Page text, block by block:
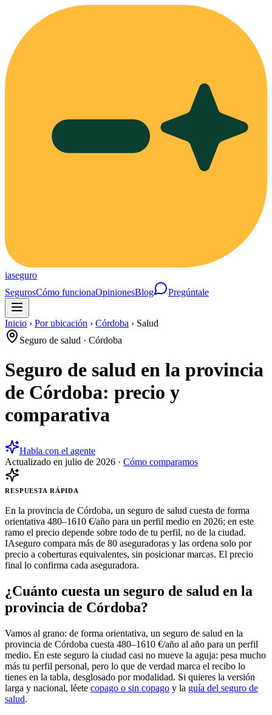
iaseguro
SegurosCómo funcionaOpinionesBlog Pregúntale
Inicio › Por ubicación › Córdoba › Salud
Seguro de salud · Córdoba
Seguro de salud en la provincia
de Córdoba: precio y
comparativa
Habla con el agente
Actualizado en julio de 2026 · Cómo comparamos
RESPUESTA RÁPIDA
En la provincia de Córdoba, un seguro de salud cuesta de forma
orientativa 480–1610 €/año para un perfil medio en 2026; en este
ramo el precio depende sobre todo de tu perfil, no de la ciudad.
IAseguro compara más de 80 aseguradoras y las ordena solo por
precio a coberturas equivalentes, sin posicionar marcas. El precio
final lo confirma cada aseguradora.
¿Cuánto cuesta un seguro de salud en la
provincia de Córdoba?
Vamos al grano: de forma orientativa, un seguro de salud en la
provincia de Córdoba cuesta 480–1610 €/año al año para un perfil
medio. En este seguro la ciudad casi no mueve la aguja: pesa mucho
más tu perfil personal, pero lo que de verdad marca el recibo lo
tienes en la tabla, desglosado por modalidad. Si quieres la versión
larga y nacional, léete copago o sin copago y la guía del seguro de
salud.